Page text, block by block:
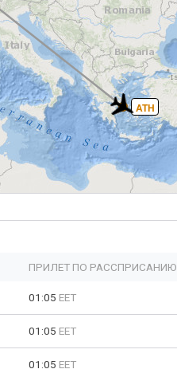
ATH
ПРИЛЕТ ПО РАССПРИСАНИЮ
01:05 EET
01:05 EET
01:05 EET